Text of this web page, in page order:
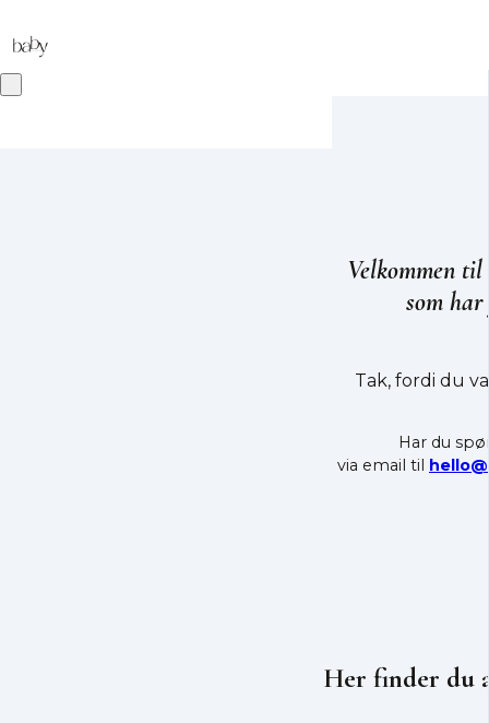
Velkommen
som
Tak, fordi du
Har du
via email til
Her finder du